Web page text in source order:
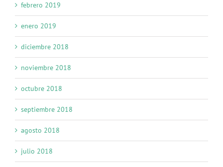
febrero 2019
enero 2019
diciembre 2018
noviembre 2018
octubre 2018
septiembre 2018
agosto 2018
julio 2018